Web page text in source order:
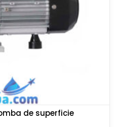
de superficie